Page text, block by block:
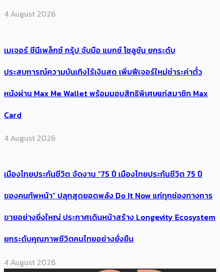
4 August 2026
เมเจอร์ ซีนีเพล็กซ์ กรุ้ป จับมือ แมกซ์ โซลูชัน ยกระดับ
ประสบการณ์ความบันเทิงไร้เงินสด เพิ่มฟีเจอร์ใหม่ชำระค่าตั๋ว
หนังผ่าน Max Me Wallet พร้อมมอบสิทธิพิเศษแก่สมาชิก Max
Card
4 August 2026
เมืองไทยประกันชีวิต จัดงาน “75 ปี เมืองไทยประกันชีวิต 75 ปี
ของคนทัพหน้า” ปลุกสุดยอดพลัง Do It Now แก่ทุกช่องทางการ
ขายอย่างยิ่งใหญ่ ประกาศเดินหน้าสร้าง Longevity Ecosystem
ยกระดับคุณภาพชีวิตคนไทยอย่างยั่งยืน
4 August 2026